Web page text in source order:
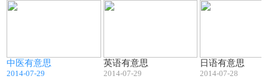
中医有意思
2014-07-29
英语有意思
2014-07-29
日语有意思
2014-07-28